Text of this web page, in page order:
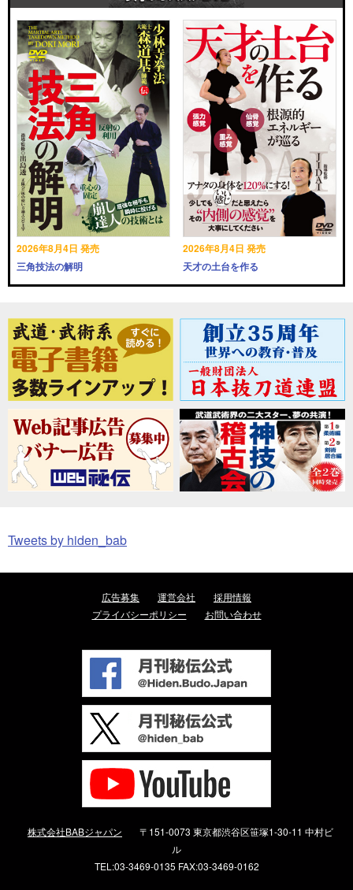
2026年8月4日 発売
三角技法の解明
2026年8月4日 発売
天才の土台を作る
Tweets by hiden_bab
広告募集 運営会社
採用情報
プライバシーポリシー
お問い合わせ
株式会社BABジャパン
〒151-0073 東京都渋谷区笹塚1-30-11 中村ビ
ル
TEL:03-3469-0135 FAX:03-3469-0162